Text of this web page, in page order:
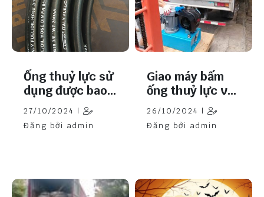
Ống thuỷ lực sử
dụng được bao
lâu?
27/10/2024 |
Đăng bởi admin
Giao máy bấm
ống thuỷ lực về
Thái Bình
26/10/2024 |
Đăng bởi admin